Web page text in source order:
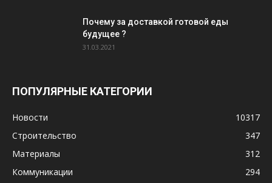
Почему за доставкой готовой еды
будущее ?
31.03.2021
ПОПУЛЯРНЫЕ КАТЕГОРИИ
Новости
10317
Строительство
347
Материалы
312
Коммуникации
294